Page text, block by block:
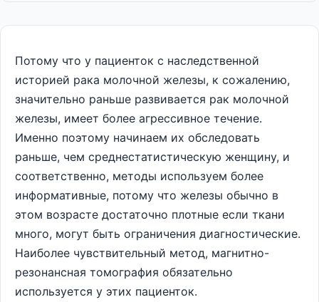
Потому что у пациенток с наследственной
историей рака молочной железы, к сожалению,
значительно раньше развивается рак молочной
железы, имеет более агрессивное течение.
Именно поэтому начинаем их обследовать
раньше, чем среднестатистическую женщину, и
соответственно, методы используем более
информативные, потому что железы обычно в
этом возрасте достаточно плотные если ткани
много, могут быть ограничения диагностические.
Наиболее чувствительный метод, магнитно-
резонансная томография обязательно
используется у этих пациенток.